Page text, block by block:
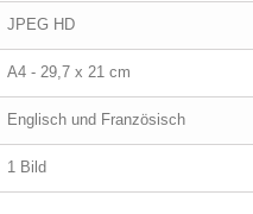
JPEG HD
A4 - 29,7 x 21 cm
Englisch und Französisch
1 Bild